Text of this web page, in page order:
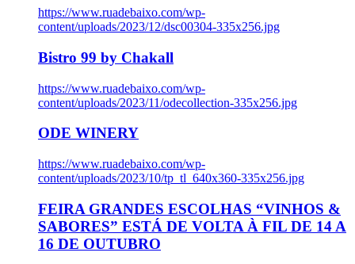
https://www.ruadebaixo.com/wp-
content/uploads/2023/12/dsc00304-335x256.jpg
Bistro 99 by Chakall
https://www.ruadebaixo.com/wp-
content/uploads/2023/11/odecollection-335x256.jpg
ODE WINERY
https://www.ruadebaixo.com/wp-
content/uploads/2023/10/tp_tl_640x360-335x256.jpg
FEIRA GRANDES ESCOLHAS “VINHOS &
SABORES” ESTÁ DE VOLTA À FIL DE 14 A
16 DE OUTUBRO